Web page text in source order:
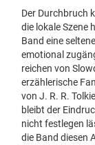
Der Durchbruch
die lokale Szene
Band eine
emotional
reichen von
erzählerische
von J. R. R.
bleibt der
nicht festlegen
die Band diesen